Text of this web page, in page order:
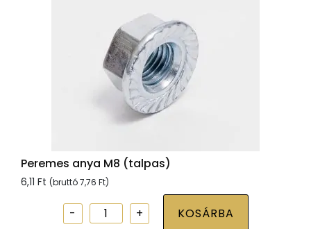
Peremes anya M8 (talpas)
6,11 Ft (bruttó7,76 Ft)
Peremes
KOSÁRBA